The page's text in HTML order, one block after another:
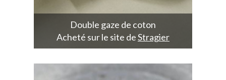
Double gaze de coton
Acheté sur le site deStragier